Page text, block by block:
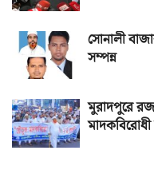
সোনালী
সম্পন্ন
মুরাদপুরে
মাদকবিরোধী